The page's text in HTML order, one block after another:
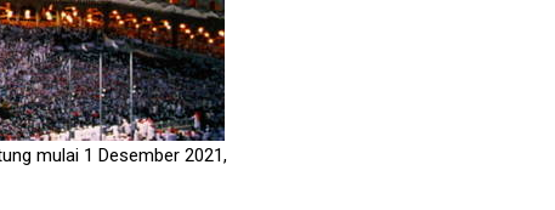
mulai 1 Desember 2021,